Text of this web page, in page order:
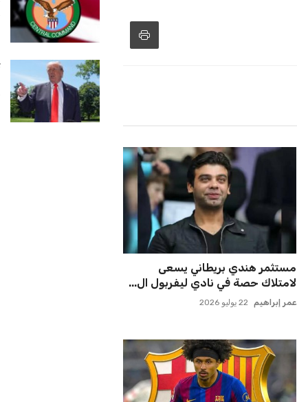
مصر تحقق قفزة قوية في تصنيف
فيفا بارتفاع 5 مراكز ماذا ي...
عمر إبراهيم 21 يوليو 2026